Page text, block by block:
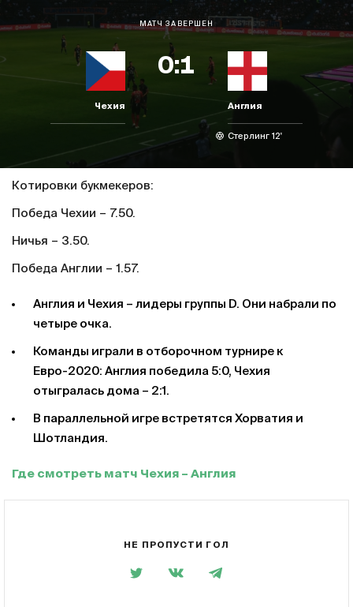
МАТЧ ЗАВЕРШЕН
Чехия
0:1
Англия
Стерлинг 12'
Котировки букмекеров:
Победа Чехии – 7.50.
Ничья – 3.50.
Победа Англии – 1.57.
Англия и Чехия – лидеры группы D. Они набрали по
четыре очка.
Команды играли в отборочном турнире к
Евро-2020: Англия победила 5:0, Чехия
отыгралась дома – 2:1.
В параллельной игре встретятся Хорватия и
Шотландия.
Где смотреть матч Чехия – Англия
НЕ ПРОПУСТИ ГОЛ